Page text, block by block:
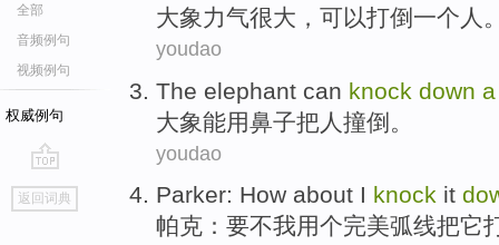
全部
音频例句
视频例句
权威例句
go
top
返回词典
大象力气很大 ， 可以打倒 一个 人
youdao
The elephant can knock down a
大象能用鼻子把 人 撞倒 。
youdao
Parker: How about I knock it
帕克 ： 要不我用个完美弧线把它